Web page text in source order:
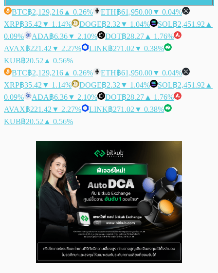
BTC฿2,129,216 ▲ 0.26% ETH฿61,950.00▼ 0.04%
XRP฿35.42 ▼ 1.14% DOGE฿2.32 ▼ 1.04% SOL฿2,451.92 ▲
0.09%
ADA฿6.36▼ 2.10% DOT฿28.27 ▲ 1.76%
AVAX฿221.42 ▼ 2.27% LINK฿271.02 ▼ 0.38%
KUB฿20.52 ▲ 0.56%
BTC฿2,129,216 ▲ 0.26% ETH฿61,950.00▼ 0.04%
XRP฿35.42 ▼ 1.14% DOGE฿2.32 ▼ 1.04% SOL฿2,451.92 ▲
0.09%
ADA฿6.36▼ 2.10% DOT฿28.27 ▲ 1.76%
AVAX฿221.42 ▼ 2.27% LINK฿271.02 ▼ 0.38%
KUB฿20.52 ▲ 0.56%